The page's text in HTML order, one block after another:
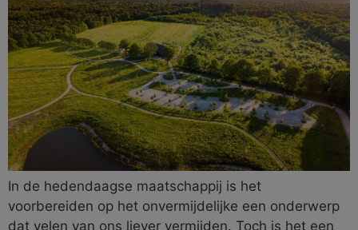
In de hedendaagse maatschappij is het
voorbereiden op het onvermijdelijke een onderwerp
dat velen van ons liever vermijden. Toch is het een